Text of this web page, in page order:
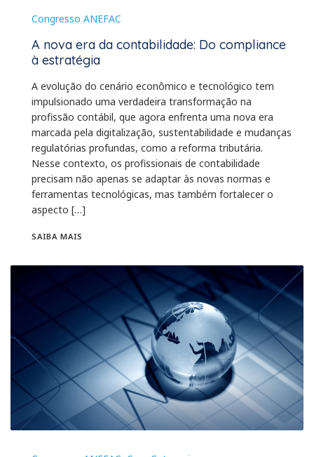
Congresso ANEFAC
A nova era da contabilidade: Do compliance
à estratégia
A evolução do cenário econômico e tecnológico tem
impulsionado uma verdadeira transformação na
profissão contábil, que agora enfrenta uma nova era
marcada pela digitalização, sustentabilidade e mudanças
regulatórias profundas, como a reforma tributária.
Nesse contexto, os profissionais de contabilidade
precisam não apenas se adaptar às novas normas e
ferramentas tecnológicas, mas também fortalecer o
aspecto […]
SAIBA MAIS